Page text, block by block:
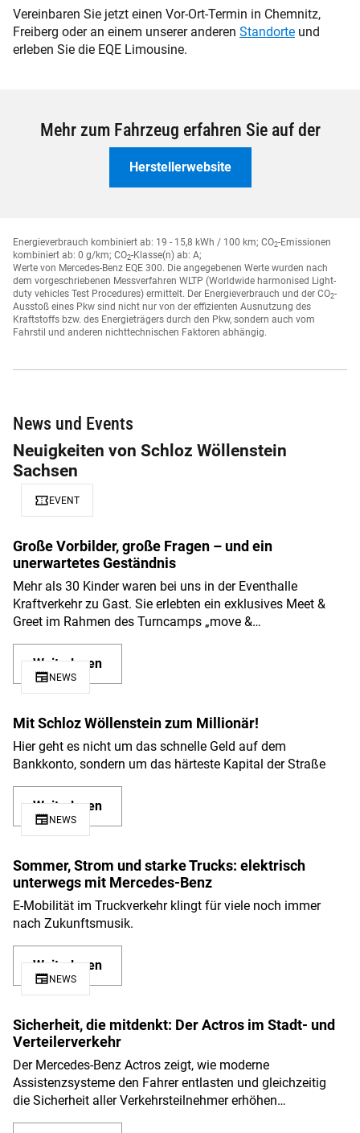
Vereinbaren Sie jetzt einen Vor-Ort-Termin in Chemnitz,
Freiberg oder an einem unserer anderen Standorte und
erleben Sie die EQE Limousine.
Mehr zum Fahrzeug erfahren Sie auf der
Herstellerwebsite
Energieverbrauch kombiniert ab: 19 - 15,8 kWh / 100 km; CO2-Emissionen
kombiniert ab: 0 g/km; CO2-Klasse(n) ab: A;
Werte von Mercedes-Benz EQE 300. Die angegebenen Werte wurden nach
dem vorgeschriebenen Messverfahren WLTP (Worldwide harmonised Light-
duty vehicles Test Procedures) ermittelt. Der Energieverbrauch und der CO2-
Ausstoß eines Pkw sind nicht nur von der effizienten Ausnutzung des
Kraftstoffs bzw. des Energieträgers durch den Pkw, sondern auch vom
Fahrstil und anderen nichttechnischen Faktoren abhängig.
News und Events
Neuigkeiten von Schloz Wöllenstein
Sachsen
confirmation_numberEVENT
Große Vorbilder, große Fragen – und ein
unerwartetes Geständnis
Mehr als 30 Kinder waren bei uns in der Eventhalle
Kraftverkehr zu Gast. Sie erlebten ein exklusives Meet &
Greet im Rahmen des Turncamps „move &…
Weiterlesen
newspaperNEWS
Mit Schloz Wöllenstein zum Millionär!
Hier geht es nicht um das schnelle Geld auf dem
Bankkonto, sondern um das härteste Kapital der Straße
Weiterlesen
newspaperNEWS
Sommer, Strom und starke Trucks: elektrisch
unterwegs mit Mercedes-Benz
E-Mobilität im Truckverkehr klingt für viele noch immer
nach Zukunftsmusik.
Weiterlesen
newspaperNEWS
Sicherheit, die mitdenkt: Der Actros im Stadt- und
Verteilerverkehr
Der Mercedes-Benz Actros zeigt, wie moderne
Assistenzsysteme den Fahrer entlasten und gleichzeitig
die Sicherheit aller Verkehrsteilnehmer erhöhen…